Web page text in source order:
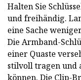
Halten Sie
und freihändig.
eine Sache
Die Armband-
einer Quaste
stilvoll tragen und
können. Die Clip-